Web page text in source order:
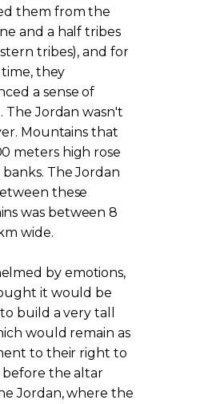
them from the
and a half tribes
tribes), and for
they
a sense of
The Jordan wasn't
Mountains that
meters high rose
The Jordan
these
was between 8
wide.
by emotions,
it would be
build a very tall
would remain as
to their right to
before the altar
Jordan, where the